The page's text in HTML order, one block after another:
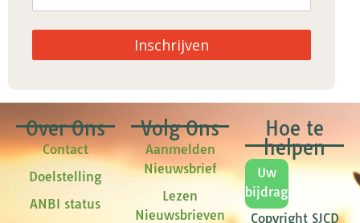
Inschrijven
Over Ons
Contact
Doelstelling
ANBI status
Volg Ons
Aanmelden
Nieuwsbrief
Lezen
Nieuwsbrieven
Hoe te
helpen
Uw
bijdrage
Copyright SJCD